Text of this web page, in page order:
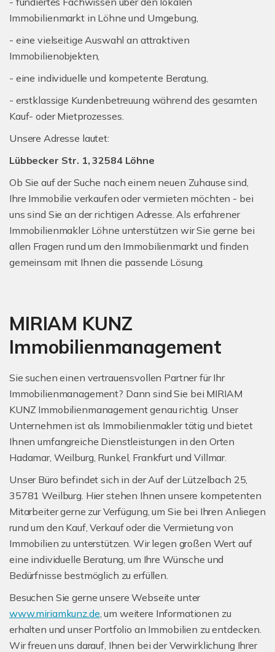
Immobilienmarkt in Löhne und Umgebung,
- eine vielseitige Auswahl an attraktiven
Immobilienobjekten,
- eine individuelle und kompetente Beratung,
- erstklassige Kundenbetreuung während des gesamten
Kauf- oder Mietprozesses.
Unsere Adresse lautet:
Lübbecker Str. 1, 32584 Löhne
Ob Sie auf der Suche nach einem neuen Zuhause sind,
Ihre Immobilie verkaufen oder vermieten möchten - bei
uns sind Sie an der richtigen Adresse. Als erfahrener
Immobilienmakler Löhne unterstützen wir Sie gerne bei
allen Fragen rund um den Immobilienmarkt und finden
gemeinsam mit Ihnen die passende Lösung.
MIRIAM KUNZ
Immobilienmanagement
Sie suchen einen vertrauensvollen Partner für Ihr
Immobilienmanagement? Dann sind Sie bei MIRIAM
KUNZ Immobilienmanagement genau richtig. Unser
Unternehmen ist als Immobilienmakler tätig und bietet
Ihnen umfangreiche Dienstleistungen in den Orten
Hadamar, Weilburg, Runkel, Frankfurt und Villmar.
Unser Büro befindet sich in der Auf der Lützelbach 25,
35781 Weilburg. Hier stehen Ihnen unsere kompetenten
Mitarbeiter gerne zur Verfügung, um Sie bei Ihren Anliegen
rund um den Kauf, Verkauf oder die Vermietung von
Immobilien zu unterstützen. Wir legen großen Wert auf
eine individuelle Beratung, um Ihre Wünsche und
Bedürfnisse bestmöglich zu erfüllen.
Besuchen Sie gerne unsere Webseite unter
www.miriamkunz.de, um weitere Informationen zu
erhalten und unser Portfolio an Immobilien zu entdecken.
Wir freuen uns darauf, Ihnen bei der Verwirklichung Ihrer